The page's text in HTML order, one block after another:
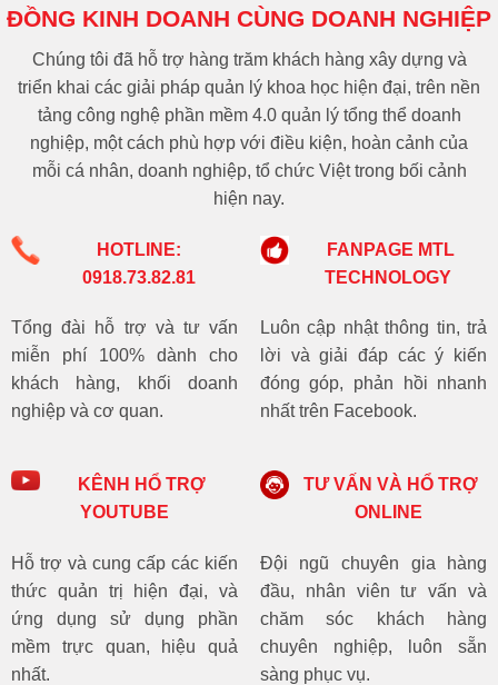
ĐỒNG KINH DOANH CÙNG DOANH NGHIỆP
Chúng tôi đã hỗ trợ hàng trăm khách hàng xây dựng và
triển khai các giải pháp quản lý khoa học hiện đại, trên nền
tảng công nghệ phần mềm 4.0 quản lý tổng thể doanh
nghiệp, một cách phù hợp với điều kiện, hoàn cảnh của
mỗi cá nhân, doanh nghiệp, tổ chức Việt trong bối cảnh
hiện nay.
HOTLINE:
0918.73.82.81
Tổng đài hỗ trợ và tư vấn
miễn phí 100% dành cho
khách hàng, khối doanh
nghiệp và cơ quan.
FANPAGE MTL
TECHNOLOGY
Luôn cập nhật thông tin, trả
lời và giải đáp các ý kiến
đóng góp, phản hồi nhanh
nhất trên Facebook.
KÊNH HỔ TRỢ
YOUTUBE
Hỗ trợ và cung cấp các kiến
thức quản trị hiện đại, và
ứng dụng sử dụng phần
mềm trực quan, hiệu quả
nhất.
TƯ VẤN VÀ HỔ TRỢ
ONLINE
Đội ngũ chuyên gia hàng
đầu, nhân viên tư vấn và
chăm sóc khách hàng
chuyên nghiệp, luôn sẵn
sàng phục vụ.